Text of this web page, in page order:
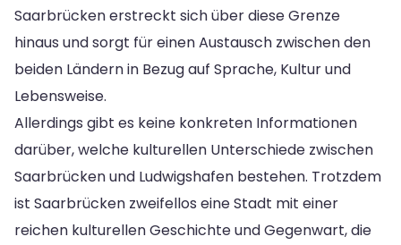
Saarbrücken erstreckt sich über diese Grenze
hinaus und sorgt für einen Austausch zwischen den
beiden Ländern in Bezug auf Sprache, Kultur und
Lebensweise.
Allerdings gibt es keine konkreten Informationen
darüber, welche kulturellen Unterschiede zwischen
Saarbrücken und Ludwigshafen bestehen. Trotzdem
ist Saarbrücken zweifellos eine Stadt mit einer
reichen kulturellen Geschichte und Gegenwart, die